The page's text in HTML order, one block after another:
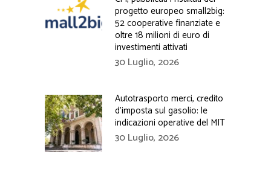
progetto europeo small2big:
52 cooperative finanziate e
oltre 18 milioni di euro di
investimenti attivati
30 Luglio, 2026
Autotrasporto merci, credito
d’imposta sul gasolio: le
indicazioni operative del MIT
30 Luglio, 2026